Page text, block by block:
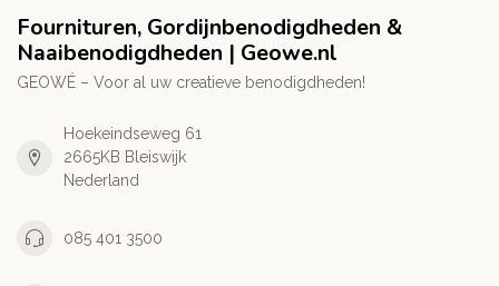
Fournituren, Gordijnbenodigdheden &
Naaibenodigdheden | Geowe.nl
GEOWÉ – Voor al uw creatieve benodigdheden!
Hoekeindseweg 61
2665KB Bleiswijk
Nederland
085 401 3500